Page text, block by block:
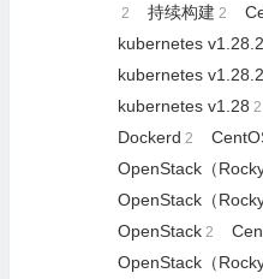
2 持续构建 2
kubernetes v1.28.2
kubernetes v1.28.2
kubernetes v1.28 2
Dockerd 2
OpenStack（
OpenStack（
OpenStack 2
OpenStack（